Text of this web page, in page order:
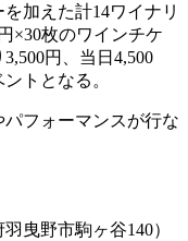
加えた計14ワイナリ
×30枚のワインチケ
円、当日4,500
トとなる。
フォーマンスが行な
曳野市駒ヶ谷140）